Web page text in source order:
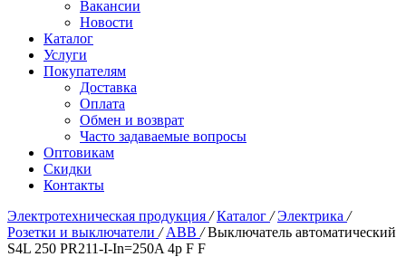
Вакансии
Новости
Каталог
Услуги
Покупателям
Доставка
Оплата
Обмен и возврат
Часто задаваемые вопросы
Оптовикам
Скидки
Контакты
Электротехническая продукция / Каталог / Электрика /
Розетки и выключатели / ABB / Выключатель автоматический
S4L 250 PR211-I-In=250A 4p F F